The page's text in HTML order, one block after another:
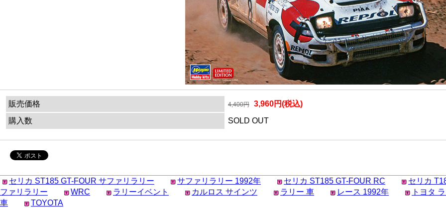
販売価格 4,400円
3,960円(税込)
購入数
SOLD OUT
セリカ ST185 GT-FOUR サファリラリー サファリラリー 1992年 セリカ ST185 GT-FOUR RC
セリカ
ファリラリー
WRC ラリーイベント カルロス サインツ ラリー 車 レース 1992年
トヨタ
車
TOYOTA